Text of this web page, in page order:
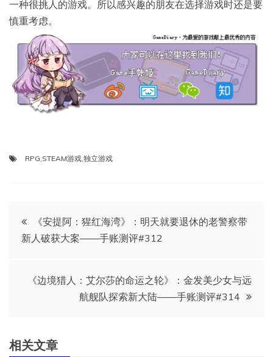
一种很挑人的游戏。所以感兴趣的朋友在选择游戏时还是要
慎重考虑。
RPG STEAM游戏 独立游戏
文
章
《安提阿：猩红海湾》：明天就要退休的老警察带
新人破获大案——手账测评#312
《边境猎人：艾尔莎的命运之轮》：金发美少女与远
航舰队探索新大陆——手账测评#314
相关文章